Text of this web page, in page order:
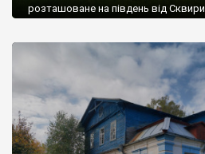
розташоване на південь від Сквири.